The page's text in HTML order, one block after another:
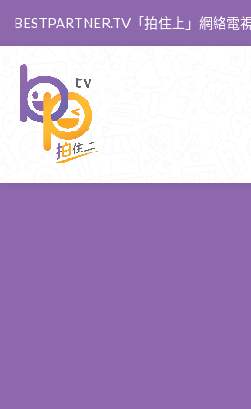
BESTPARTNER.TV「拍住上」網絡電